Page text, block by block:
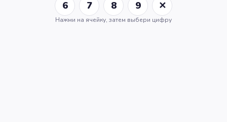
6
7 8 9 ✕
Нажми на ячейку, затем выбери цифру